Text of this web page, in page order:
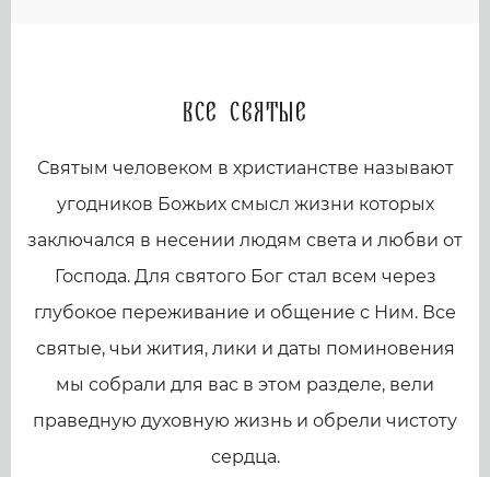
Все святые
Святым человеком в христианстве называют
угодников Божьих смысл жизни которых
заключался в несении людям света и любви от
Господа. Для святого Бог стал всем через
глубокое переживание и общение с Ним. Все
святые, чьи жития, лики и даты поминовения
мы собрали для вас в этом разделе, вели
праведную духовную жизнь и обрели чистоту
сердца.